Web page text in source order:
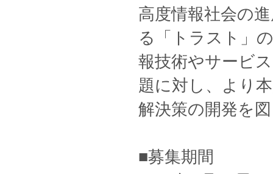
高度情報社会の
る「トラスト」
報技術やサービ
題に対し、より
解決策の開発を
■募集期間